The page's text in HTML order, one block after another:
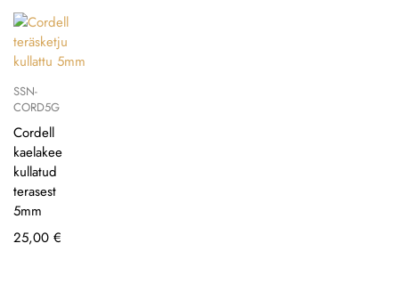
SSN-
CORD5G
Cordell
kaelakee
kullatud
terasest
5mm
25,00 €